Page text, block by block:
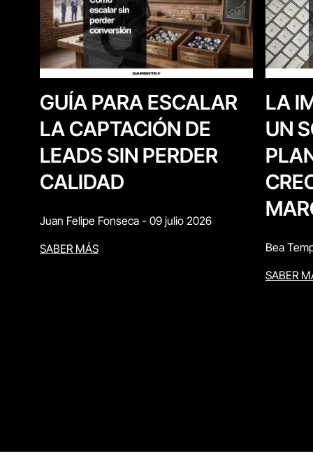
GUÍA PARA ESCALAR
LA CAPTACIÓN DE
LEADS SIN PERDER
CALIDAD
Juan Felipe Fonseca - 09 julio 2026
SABER MÁS
LA
UN
Bea
SABER